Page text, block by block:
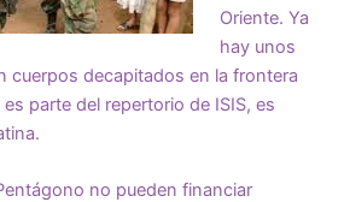
Oriente. Ya
hay unos
cuerpos decapitados en la frontera
parte del repertorio de ISIS, es
no pueden financiar